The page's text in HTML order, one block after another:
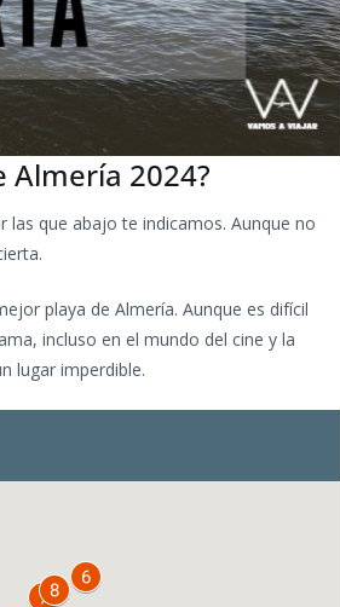
Almería 2024?
las que abajo te indicamos. Aunque no
playa de Almería. Aunque es difícil
incluso en el mundo del cine y la
lugar imperdible.